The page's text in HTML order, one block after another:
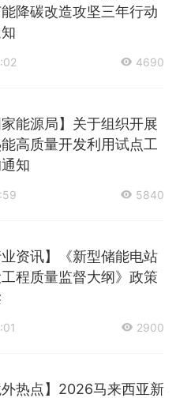
降碳改造攻坚三年行动
4690
家能源局】关于组织开展
高质量开发利用试点工
知
5840
业资讯】《新型储能电站
程质量监督大纲》政策
2900
外热点】2026马来西亚新